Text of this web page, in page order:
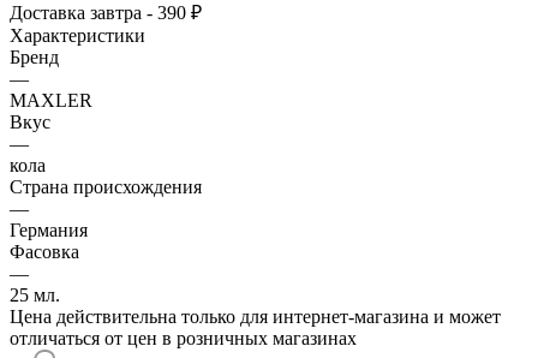
Доставка завтра - 390 ₽
Характеристики
Бренд
—
MAXLER
Вкус
—
кола
Страна происхождения
—
Германия
Фасовка
—
25 мл.
Цена действительна только для интернет-магазина и может
отличаться от цен в розничных магазинах